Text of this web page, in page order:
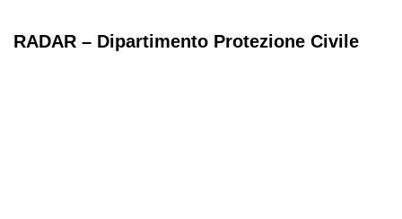
RADAR – Dipartimento Protezione Civile